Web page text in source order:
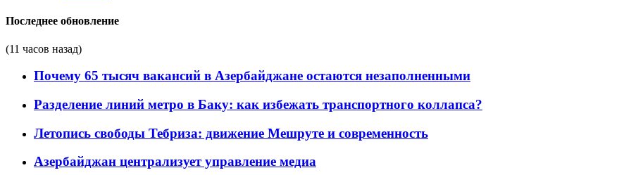
Последнее обновление
(11 часов назад)
Почему 65 тысяч вакансий в Азербайджане остаются незаполненными
Разделение линий метро в Баку: как избежать транспортного коллапса?
Летопись свободы Тебриза: движение Мешруте и современность
Азербайджан централизует управление медиа